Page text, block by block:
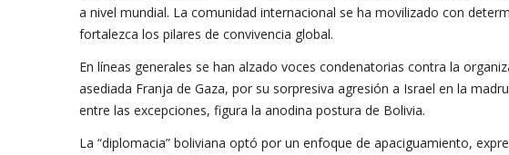
a nivel mundial. La comunidad internacional se ha movilizado con
fortalezca los pilares de convivencia global.
En líneas generales se han alzado voces condenatorias contra la
asediada Franja de Gaza, por su sorpresiva agresión a Israel en la
entre las excepciones, figura la anodina postura de Bolivia.
La “diplomacia” boliviana optó por un enfoque de apaciguamiento,